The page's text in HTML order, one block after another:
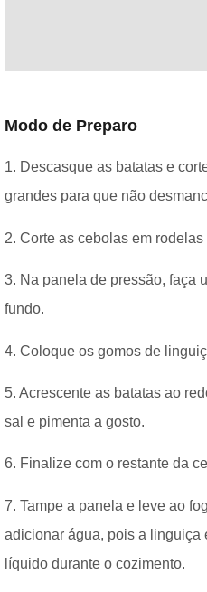
Modo de Preparo
1. Descasque as batatas e
grandes para que não
2. Corte as cebolas em rodelas
3. Na panela de pressão, faça
fundo.
4. Coloque os gomos de
5. Acrescente as batatas ao
sal e pimenta a gosto.
6. Finalize com o restante da
7. Tampe a panela e leve ao
adicionar água, pois a linguiça
líquido durante o cozimento.